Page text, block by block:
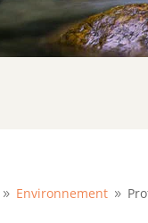
9 Environnement 9